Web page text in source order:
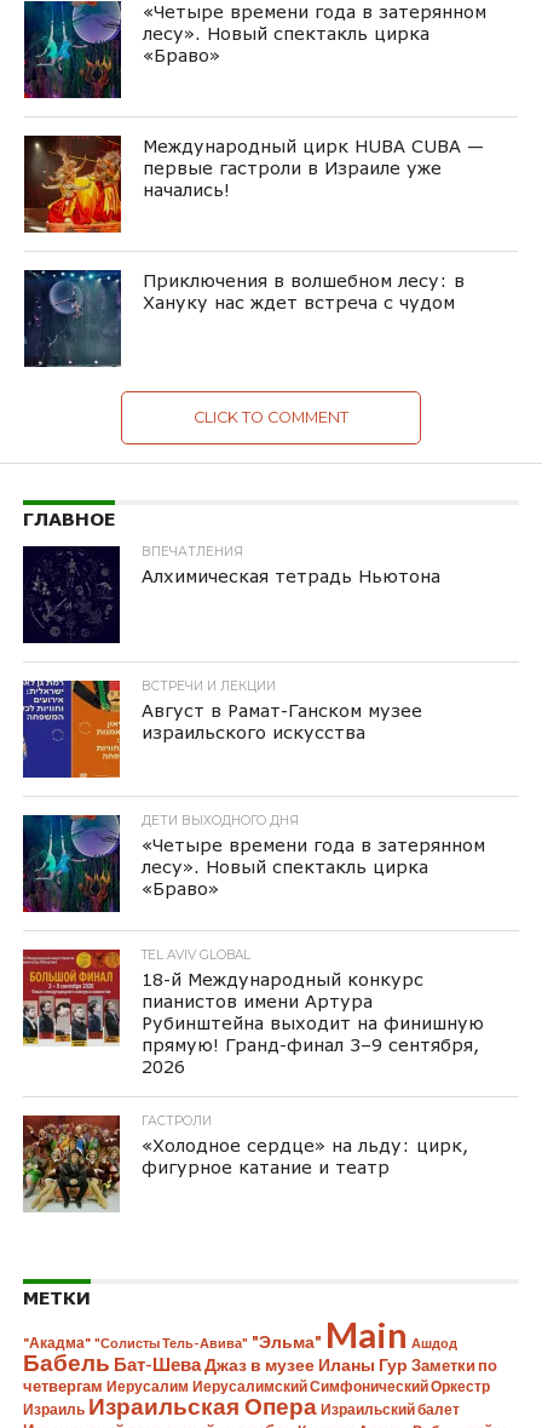
«Четыре времени года в затерянном
лесу». Новый спектакль цирка
«Браво»
Международный цирк HUBA CUBA —
первые гастроли в Израиле уже
начались!
Приключения в волшебном лесу: в
Хануку нас ждет встреча с чудом
CLICK TO COMMENT
ГЛАВНОЕ
ВПЕЧАТЛЕНИЯ
Алхимическая тетрадь Ньютона
ВСТРЕЧИ И ЛЕКЦИИ
Август в Рамат-Ганском музее
израильского искусства
ДЕТИ ВЫХОДНОГО ДНЯ
«Четыре времени года в затерянном
лесу». Новый спектакль цирка
«Браво»
TEL AVIV GLOBAL
18-й Международный конкурс
пианистов имени Артура
Рубинштейна выходит на финишную
прямую! Гранд-финал 3–9 сентября,
2026
ГАСТРОЛИ
«Холодное сердце» на льду: цирк,
фигурное катание и театр
МЕТКИ
"Акадма" "Солисты Тель-Авива" "Эльма" Main Ашдод
Бабель Бат-ШеваДжаз в музее Иланы Гур Заметки по
четвергам Иерусалим Иерусалимский Симфонический Оркестр
Израиль Израильская Опера Израильский балет